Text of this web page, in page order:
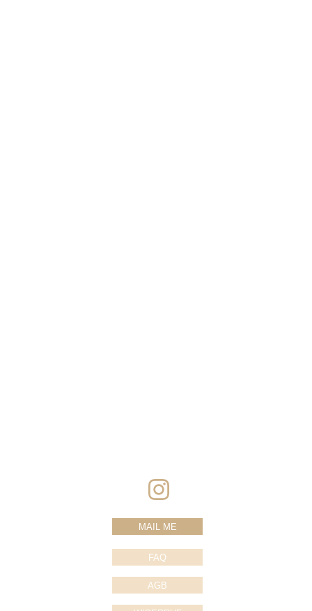
AGB
FAQ
MAIL ME